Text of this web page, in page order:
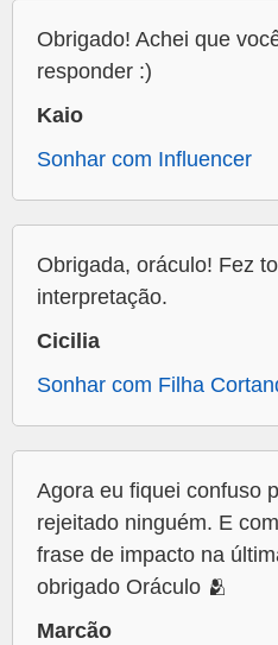
Obrigado! Achei que
responder :)
Kaio
Sonhar com Influencer
Obrigada, oráculo! Fez
interpretação.
Cicilia
Sonhar com Filha
Agora eu fiquei confuso
rejeitado ninguém. E
frase de impacto na
obrigado Oráculo 🫂
Marcão